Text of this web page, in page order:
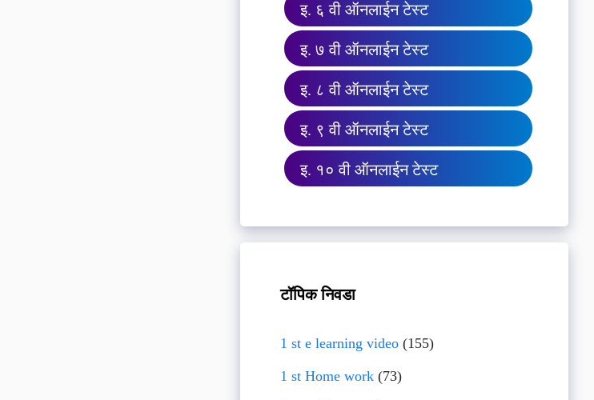
इ. ६ वी ऑनलाईन टेस्ट
इ. ७ वी ऑनलाईन टेस्ट
इ. ८ वी ऑनलाईन टेस्ट
इ. ९ वी ऑनलाईन टेस्ट
इ. १० वी ऑनलाईन टेस्ट
टॉपिक निवडा
1 st e learning video(155)
1 st Home work(73)